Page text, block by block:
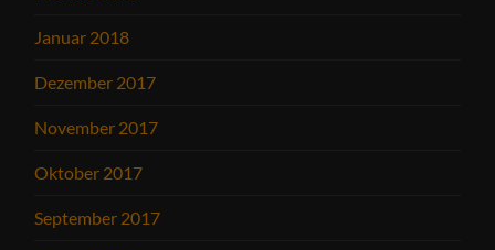
Januar 2018
Dezember 2017
November 2017
Oktober 2017
September 2017